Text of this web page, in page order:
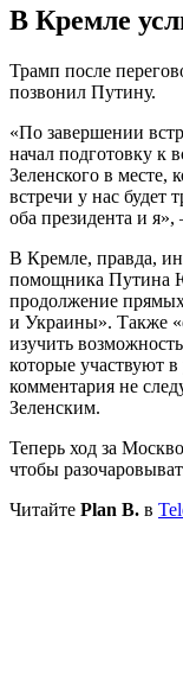
В Кремле
Трамп после
позвонил Путину.
«По завершении
начал подготовку к
Зеленского в месте,
встречи у нас будет
оба президента и
В Кремле, правда,
помощника Путина
продолжение
и Украины». Также
изучить
которые участвуют
комментария не
Зеленским.
Теперь ход за
чтобы
Читайте Plan B. в